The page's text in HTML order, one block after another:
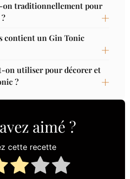
traditionnellement pour
contient un Gin Tonic
on utiliser pour décorer et
?
aimé ?
cette recette